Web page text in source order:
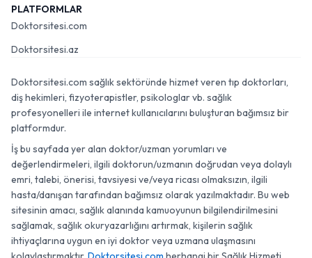
PLATFORMLAR
Doktorsitesi.com
Doktorsitesi.az
Doktorsitesi.com sağlık sektöründe hizmet veren tıp doktorları,
diş hekimleri, fizyoterapistler, psikologlar vb. sağlık
profesyonelleri ile internet kullanıcılarını buluşturan bağımsız bir
platformdur.
İş bu sayfada yer alan doktor/uzman yorumları ve
değerlendirmeleri, ilgili doktorun/uzmanın doğrudan veya dolaylı
emri, talebi, önerisi, tavsiyesi ve/veya ricası olmaksızın, ilgili
hasta/danışan tarafından bağımsız olarak yazılmaktadır. Bu web
sitesinin amacı, sağlık alanında kamuoyunun bilgilendirilmesini
sağlamak, sağlık okuryazarlığını artırmak, kişilerin sağlık
ihtiyaçlarına uygun en iyi doktor veya uzmana ulaşmasını